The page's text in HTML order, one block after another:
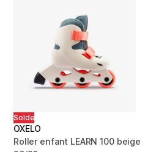
Solde
OXELO
Roller enfant LEARN 100 beige